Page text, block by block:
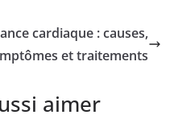
cardiaque : causes,
et traitements
aimer